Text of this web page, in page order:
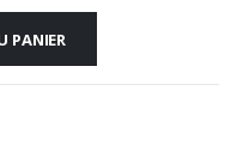
PANIER